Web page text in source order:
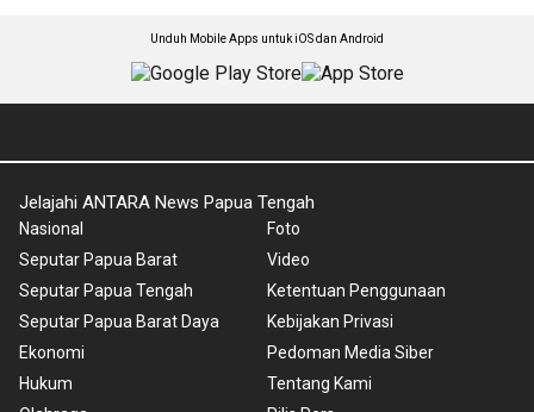
Unduh Mobile Apps untuk iOS dan Android
Jelajahi ANTARA News Papua Tengah
Nasional
Seputar Papua Barat
Seputar Papua Tengah
Seputar Papua Barat Daya
Ekonomi
Hukum
Foto
Video
Ketentuan Penggunaan
Kebijakan Privasi
Pedoman Media Siber
Tentang Kami